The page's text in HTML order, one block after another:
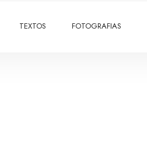
TEXTOS FOTOGRAFIAS